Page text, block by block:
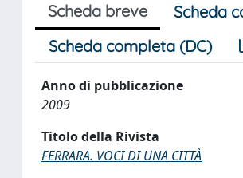
Scheda breve
Scheda
Scheda completa (DC)
Anno di pubblicazione
2009
Titolo della Rivista
FERRARA. VOCI DI UNA CITTÀ